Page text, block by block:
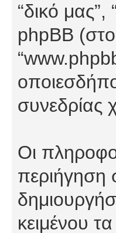
“δικό
phpBB (στο
συνεδρίας
Οι
περιήγηση
κειμένου